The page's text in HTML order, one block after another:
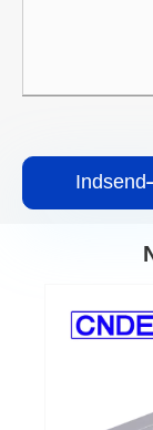
Indsend